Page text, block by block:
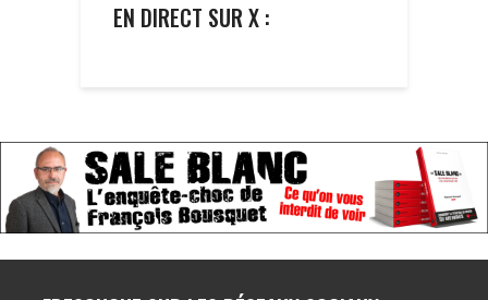
EN DIRECT SUR X :